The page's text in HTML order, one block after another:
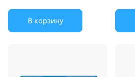
В корзину